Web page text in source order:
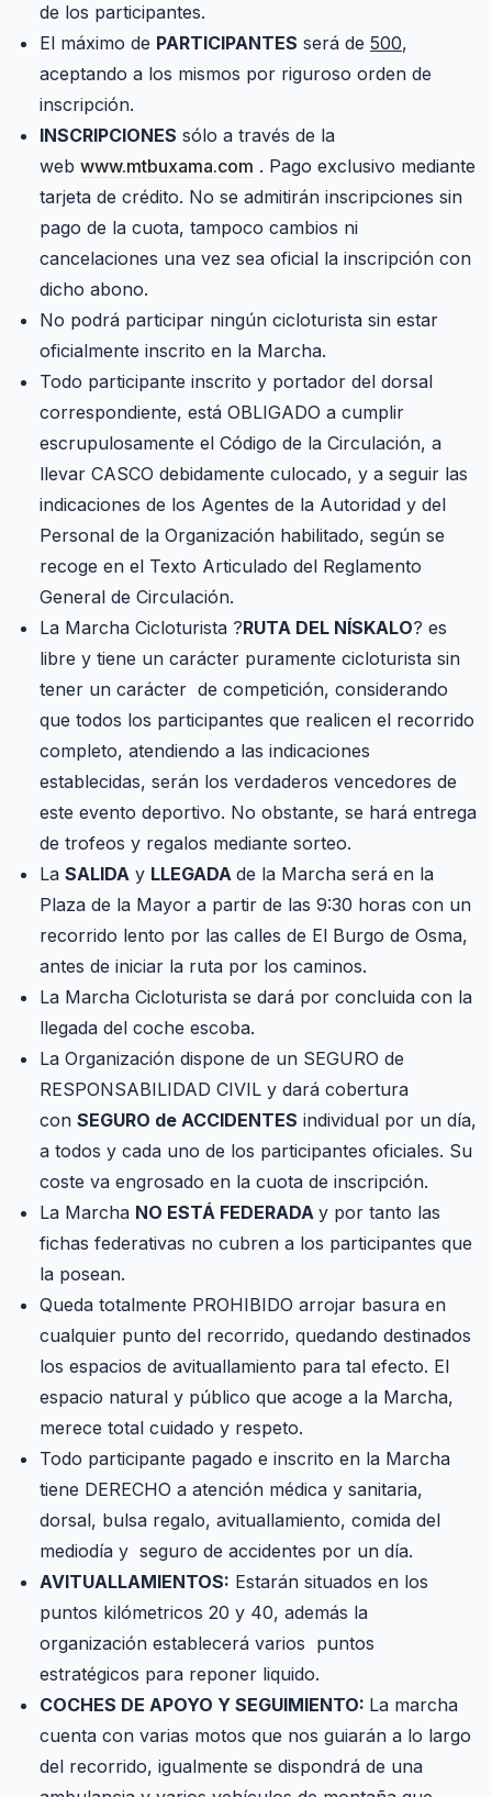
de los participantes.
El máximo de PARTICIPANTES será de 500,
aceptando a los mismos por riguroso orden de
inscripción.
INSCRIPCIONES sólo a través de la
web www.mtbuxama.com . Pago exclusivo mediante
tarjeta de crédito. No se admitirán inscripciones sin
pago de la cuota, tampoco cambios ni
cancelaciones una vez sea oficial la inscripción con
dicho abono.
No podrá participar ningún cicloturista sin estar
oficialmente inscrito en la Marcha.
Todo participante inscrito y portador del dorsal
correspondiente, está OBLIGADO a cumplir
escrupulosamente el Código de la Circulación, a
llevar CASCO debidamente culocado, y a seguir las
indicaciones de los Agentes de la Autoridad y del
Personal de la Organización habilitado, según se
recoge en el Texto Articulado del Reglamento
General de Circulación.
La Marcha Cicloturista ?RUTA DEL NÍSKALO? es
libre y tiene un carácter puramente cicloturista sin
tener un carácter de competición, considerando
que todos los participantes que realicen el recorrido
completo, atendiendo a las indicaciones
establecidas, serán los verdaderos vencedores de
este evento deportivo. No obstante, se hará entrega
de trofeos y regalos mediante sorteo.
La SALIDA y LLEGADA de la Marcha será en la
Plaza de la Mayor a partir de las 9:30 horas con un
recorrido lento por las calles de El Burgo de Osma,
antes de iniciar la ruta por los caminos.
La Marcha Cicloturista se dará por concluida con la
llegada del coche escoba.
La Organización dispone de un SEGURO de
RESPONSABILIDAD CIVIL y dará cobertura
con SEGURO de ACCIDENTES individual por un día,
a todos y cada uno de los participantes oficiales. Su
coste va engrosado en la cuota de inscripción.
La Marcha NO ESTÁ FEDERADA y por tanto las
fichas federativas no cubren a los participantes que
la posean.
Queda totalmente PROHIBIDO arrojar basura en
cualquier punto del recorrido, quedando destinados
los espacios de avituallamiento para tal efecto. El
espacio natural y público que acoge a la Marcha,
merece total cuidado y respeto.
Todo participante pagado e inscrito en la Marcha
tiene DERECHO a atención médica y sanitaria,
dorsal, bulsa regalo, avituallamiento, comida del
mediodía y seguro de accidentes por un día.
AVITUALLAMIENTOS: Estarán situados en los
puntos kilómetricos 20 y 40, además la
organización establecerá varios puntos
estratégicos para reponer liquido.
COCHES DE APOYO Y SEGUIMIENTO: La marcha
cuenta con varias motos que nos guiarán a lo largo
del recorrido, igualmente se dispondrá de una